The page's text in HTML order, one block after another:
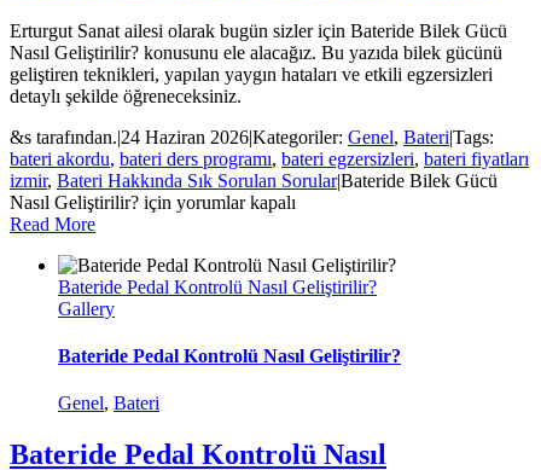
Erturgut Sanat ailesi olarak bugün sizler için Bateride Bilek Gücü
Nasıl Geliştirilir? konusunu ele alacağız. Bu yazıda bilek gücünü
geliştiren teknikleri, yapılan yaygın hataları ve etkili egzersizleri
detaylı şekilde öğreneceksiniz.
&s tarafından.|24 Haziran 2026|Kategoriler: Genel, Bateri|Tags:
bateri akordu, bateri ders programı, bateri egzersizleri, bateri fiyatları
izmir, Bateri Hakkında Sık Sorulan Sorular|Bateride Bilek Gücü
Nasıl Geliştirilir? için yorumlar kapalı
Read More
Bateride Pedal Kontrolü Nasıl Geliştirilir?
Gallery
Bateride Pedal Kontrolü Nasıl Geliştirilir?
Genel, Bateri
Bateride Pedal Kontrolü Nasıl